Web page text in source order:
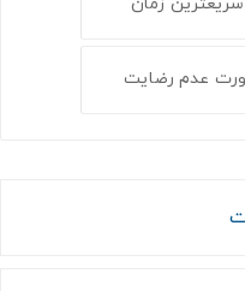
عدم رضایت